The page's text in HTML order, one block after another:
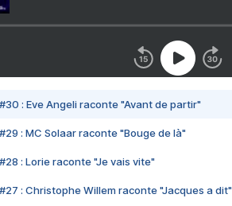
#30 : Eve Angeli raconte "Avant de partir"
#29 : MC Solaar raconte "Bouge de là"
#28 : Lorie raconte "Je vais vite"
#27 : Christophe Willem raconte "Jacques a dit"